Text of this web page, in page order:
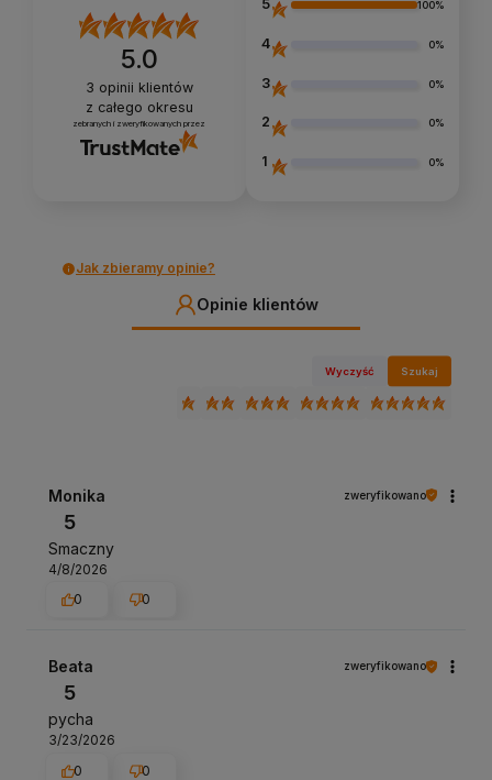
5.0
3 opinii klientów
z całego okresu
zebranych i zweryfikowanych przez
5 100%
4 0%
3 0%
2 0%
1 0%
Jak zbieramy opinie?
Opinie klientów
Wyczyść Szukaj
Monika zweryfikowano
5
Smaczny
4/8/2026
0
0
Beata zweryfikowano
5
pycha
3/23/2026
0
0